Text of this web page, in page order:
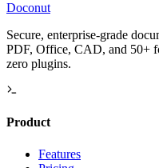
Doconut
Secure, enterprise-grade
PDF, Office, CAD, and 50+
zero plugins.
Product
Features